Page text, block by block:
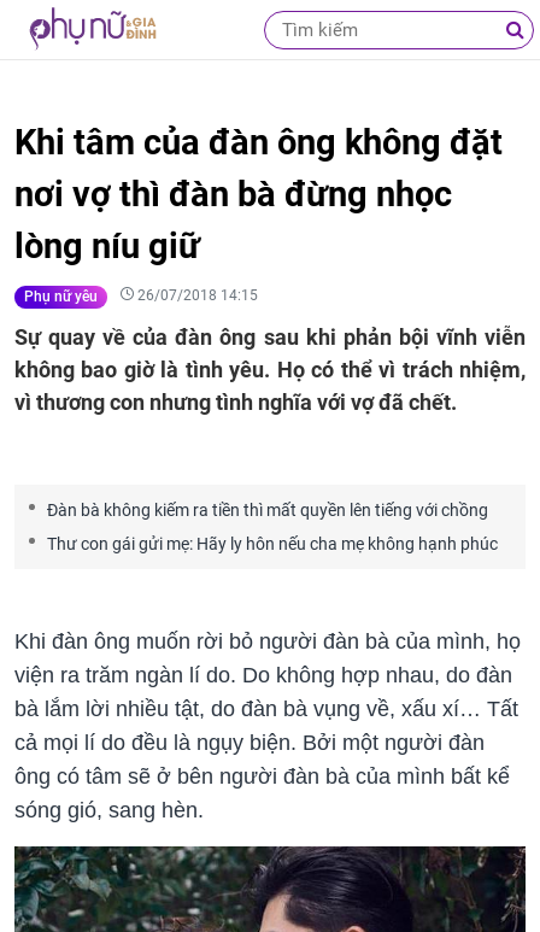
Khi tâm của đàn ông không đặt
nơi vợ thì đàn bà đừng nhọc
lòng níu giữ
Phụ nữ yêu 26/07/2018 14:15
Sự quay về của đàn ông sau khi phản bội vĩnh viễn
không bao giờ là tình yêu. Họ có thể vì trách nhiệm,
vì thương con nhưng tình nghĩa với vợ đã chết.
Đàn bà không kiếm ra tiền thì mất quyền lên tiếng với chồng
Thư con gái gửi mẹ: Hãy ly hôn nếu cha mẹ không hạnh phúc
Khi đàn ông muốn rời bỏ người đàn bà của mình, họ
viện ra trăm ngàn lí do. Do không hợp nhau, do đàn
bà lắm lời nhiều tật, do đàn bà vụng về, xấu xí… Tất
cả mọi lí do đều là ngụy biện. Bởi một người đàn
ông có tâm sẽ ở bên người đàn bà của mình bất kể
sóng gió, sang hèn.